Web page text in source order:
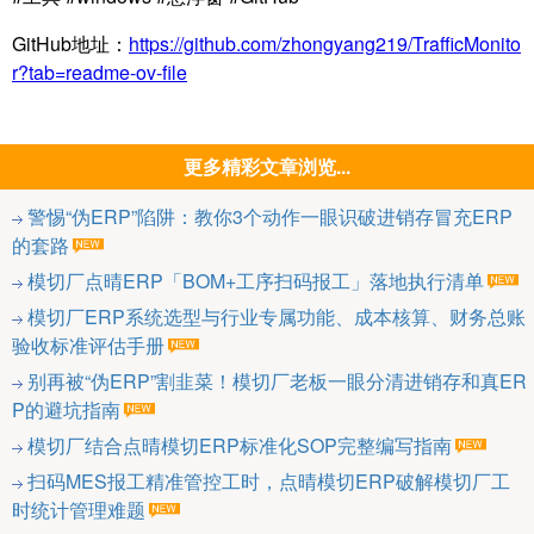
GitHub地址： https://github.com/zhongyang219/TrafficMonito
r?tab=readme-ov-file
更多精彩文章浏览...
警惕“伪ERP”陷阱：教你3个动作一眼识破进销存冒充ERP
的套路
模切厂点晴ERP「BOM+工序扫码报工」落地执行清单
模切厂ERP系统选型与行业专属功能、成本核算、财务总账
验收标准评估手册
别再被“伪ERP”割韭菜！模切厂老板一眼分清进销存和真ER
P的避坑指南
模切厂结合点晴模切ERP标准化SOP完整编写指南
扫码MES报工精准管控工时，点晴模切ERP破解模切厂工
时统计管理难题